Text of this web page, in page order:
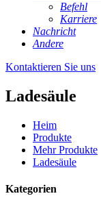
Befehl
Karriere
Nachricht
Andere
Kontaktieren Sie uns
Ladesäule
Heim
Produkte
Mehr Produkte
Ladesäule
Kategorien